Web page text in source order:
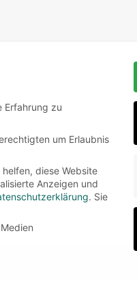
Erfahrung zu
um Erlaubnis
diese Website
Anzeigen und
. Sie